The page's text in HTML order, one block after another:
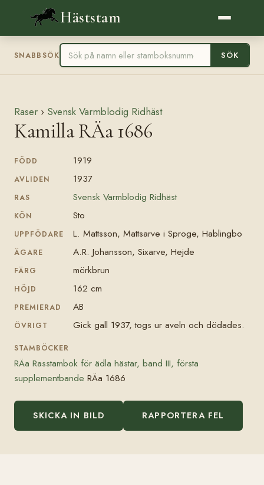
Häststam
SNABBSÖK SÖK
Raser › Svensk Varmblodig Ridhäst
Kamilla RÄa 1686
FÖDD 1919
AVLIDEN 1937
RAS Svensk Varmblodig Ridhäst
KÖN Sto
UPPFÖDARE L. Mattsson, Mattsarve i Sproge, Hablingbo
ÄGARE A.R. Johansson, Sixarve, Hejde
FÄRG mörkbrun
HÖJD 162 cm
PREMIERAD AB
ÖVRIGT Gick gall 1937, togs ur aveln och dödades.
STAMBÖCKER
RÄa Rasstambok för ädla hästar, band III, första
supplementbande RÄa 1686
SKICKA IN BILD RAPPORTERA FEL